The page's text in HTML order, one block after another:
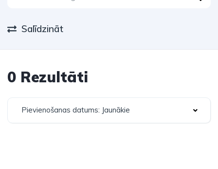
Salīdzināt
0 Rezultāti
Pievienošanas datums: Jaunākie